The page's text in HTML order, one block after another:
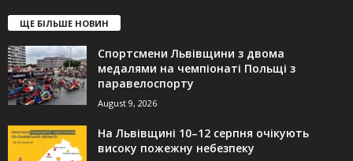
ЩЕ БІЛЬШЕ НОВИН
Спортсмени Львівщини з двома
медалями на чемпіонаті Польщі з
паравелоспорту
August 9, 2026
На Львівщині 10–12 серпня очікують
високу пожежну небезпеку